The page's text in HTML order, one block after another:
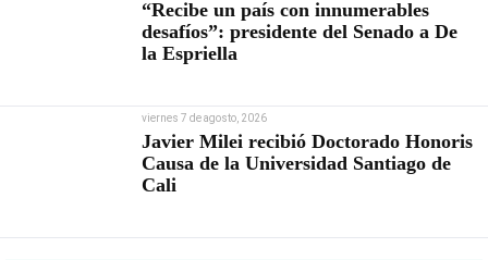
“Recibe un país con innumerables
desafíos”: presidente del Senado a De
la Espriella
viernes 7 de agosto, 2026
Javier Milei recibió Doctorado Honoris
Causa de la Universidad Santiago de
Cali